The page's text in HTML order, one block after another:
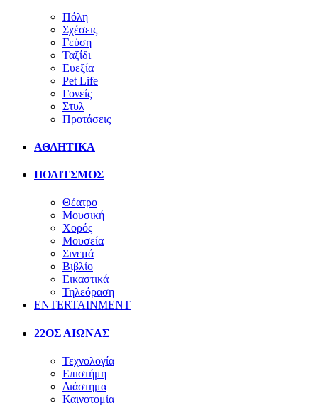
Πόλη
Σχέσεις
Γεύση
Ταξίδι
Ευεξία
Pet Life
Γονείς
Στυλ
Προτάσεις
ΑΘΛΗΤΙΚΑ
ΠΟΛΙΤΣΜΟΣ
Θέατρο
Μουσική
Χορός
Μουσεία
Σινεμά
Βιβλίο
Εικαστικά
Τηλεόραση
ENTERTAINMENT
22ΟΣ ΑΙΩΝΑΣ
Τεχνολογία
Επιστήμη
Διάστημα
Καινοτομία